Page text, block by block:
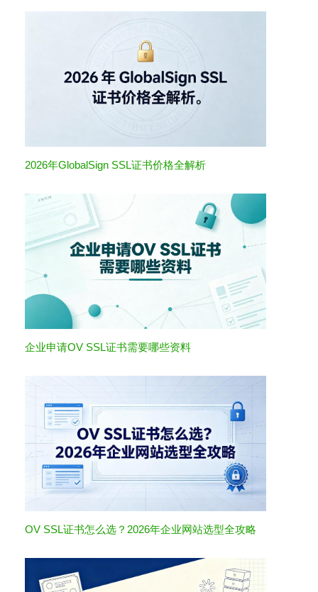
2026年GlobalSign SSL证书价格全解析
企业申请OV SSL证书需要哪些资料
OV SSL证书怎么选？2026年企业网站选型全攻略